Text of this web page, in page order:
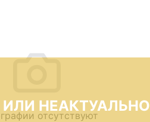
НЕАКТУАЛЬНО
отсутствуют